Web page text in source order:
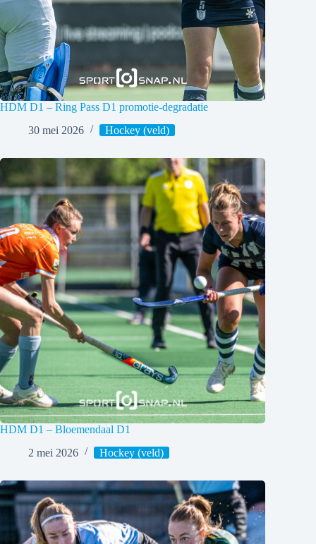
HDM D1 – Ring Pass D1 promotie-degradatie
30 mei 2026
Hockey (veld)
HDM D1 – Bloemendaal D1
2 mei 2026
Hockey (veld)